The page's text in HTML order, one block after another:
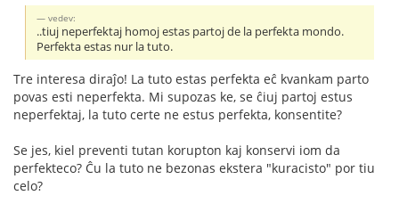
vedev:
..tiuj neperfektaj homoj estas partoj de la perfekta mondo.
Perfekta estas nur la tuto.
Tre interesa diraĵo! La tuto estas perfekta eĉ kvankam parto
povas esti neperfekta. Mi supozas ke, se ĉiuj partoj estus
neperfektaj, la tuto certe ne estus perfekta, konsentite?
Se jes, kiel preventi tutan korupton kaj konservi iom da
perfekteco? Ĉu la tuto ne bezonas ekstera "kuracisto" por tiu
celo?